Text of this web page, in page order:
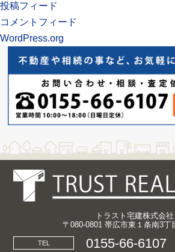
投稿フィード
コメントフィード
WordPress.org
トラスト宅建株式会社
〒080-0801 帯広市東１条南3丁
TEL 0155-66-6107